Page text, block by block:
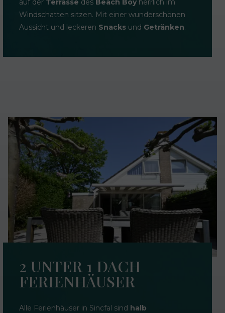
auf der Terrasse des Beach Boy herrlich im
Windschatten sitzen. Mit einer wunderschönen
Aussicht und leckeren Snacks und Getränken.
2 UNTER 1 DACH
FERIENHÄUSER
Alle Ferienhäuser in Sincfal sind halb